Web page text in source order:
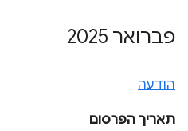
פברואר 2025
הודעה
תאריך הפרסום